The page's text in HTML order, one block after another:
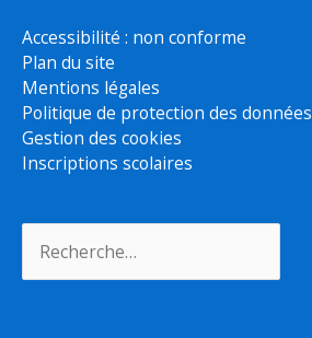
Accessibilité : non conforme
Plan du site
Mentions légales
Politique de protection des données
Gestion des cookies
Inscriptions scolaires